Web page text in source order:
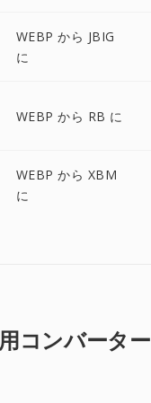
WEBP から JBIG
に
WEBP から RB に
WEBP から XBM
に
コンバーター